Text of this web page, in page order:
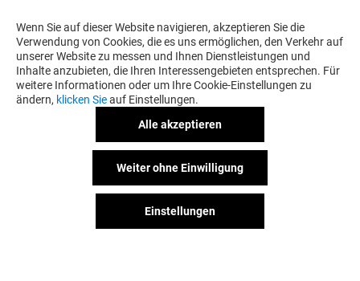
Wenn Sie auf dieser Website navigieren, akzeptieren Sie die
Verwendung von Cookies, die es uns ermöglichen, den Verkehr auf
unserer Website zu messen und Ihnen Dienstleistungen und
Inhalte anzubieten, die Ihren Interessengebieten entsprechen. Für
weitere Informationen oder um Ihre Cookie-Einstellungen zu
ändern, klicken Sieauf Einstellungen.
Alle akzeptieren
Weiter ohne Einwilligung
Einstellungen